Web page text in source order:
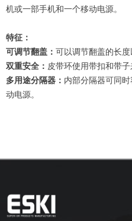
机或一部手机和一个移动电源。
特征：
可调节翻盖： 可以调节翻盖的长度
双重安全： 皮带环使用带扣和带子
多用途分隔器： 内部分隔器可同
动电源。